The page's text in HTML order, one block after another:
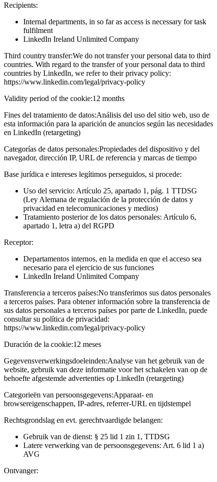
Recipients:
Internal departments, in so far as access is necessary for task
fulfilment
LinkedIn Ireland Unlimited Company
Third country transfer:We do not transfer your personal data to third
countries. With regard to the transfer of your personal data to third
countries by LinkedIn, we refer to their privacy policy:
https://www.linkedin.com/legal/privacy-policy
Validity period of the cookie:12 months
Fines del tratamiento de datos:Análisis del uso del sitio web, uso de
esta información para la aparición de anuncios según las necesidades
en LinkedIn (retargeting)
Categorías de datos personales:Propiedades del dispositivo y del
navegador, dirección IP, URL de referencia y marcas de tiempo
Base jurídica e intereses legítimos perseguidos, si procede:
Uso del servicio: Artículo 25, apartado 1, pág. 1 TTDSG
(Ley Alemana de regulación de la protección de datos y
privacidad en telecomunicaciones y medios)
Tratamiento posterior de los datos personales: Artículo 6,
apartado 1, letra a) del RGPD
Receptor:
Departamentos internos, en la medida en que el acceso sea
necesario para el ejercicio de sus funciones
LinkedIn Ireland Unlimited Company
Transferencia a terceros países:No transferimos sus datos personales
a terceros países. Para obtener información sobre la transferencia de
sus datos personales a terceros países por parte de LinkedIn, puede
consultar su política de privacidad:
https://www.linkedin.com/legal/privacy-policy
Duración de la cookie:12 meses
Gegevensverwerkingsdoeleinden:Analyse van het gebruik van de
website, gebruik van deze informatie voor het schakelen van op de
behoefte afgestemde advertenties op LinkedIn (retargeting)
Categorieën van persoonsgegevens:Apparaat- en
browsereigenschappen, IP-adres, referrer-URL en tijdstempel
Rechtsgrondslag en evt. gerechtvaardigde belangen:
Gebruik van de dienst: § 25 lid 1 zin 1, TTDSG
Latere verwerking van de persoonsgegevens: Art. 6 lid 1 a)
AVG
Ontvanger: